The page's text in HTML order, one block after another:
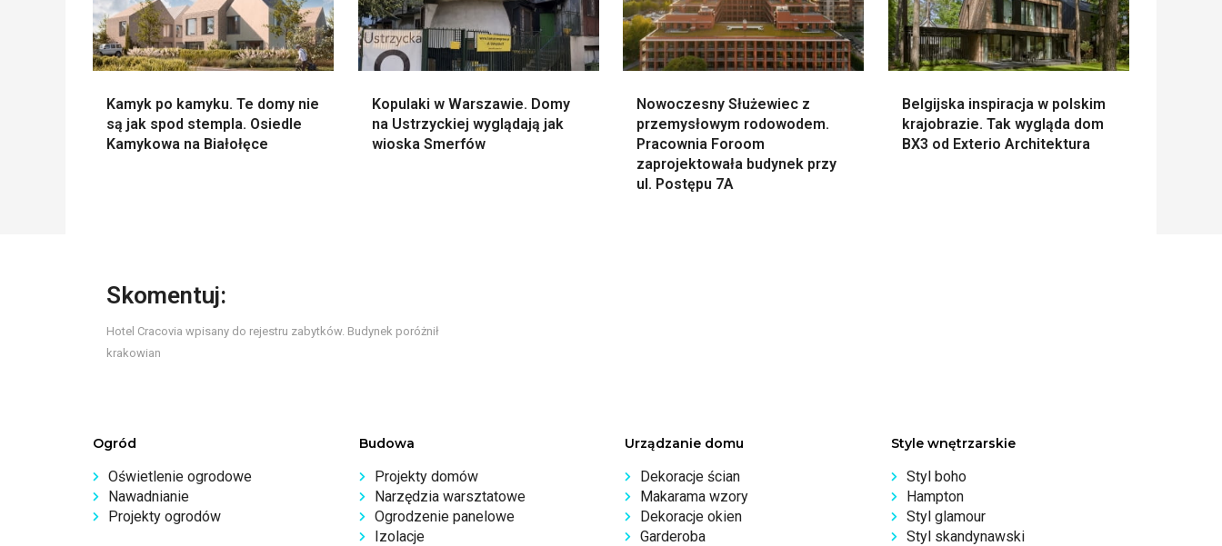
Kamyk po kamyku. Te domy nie
są jak spod stempla. Osiedle
Kamykowa na Białołęce
Kopulaki w Warszawie. Domy
na Ustrzyckiej wyglądają jak
wioska Smerfów
Nowoczesny Służewiec z
przemysłowym rodowodem.
Pracownia Foroom
zaprojektowała budynek przy
ul. Postępu 7A
Belgijska inspiracja w polskim
krajobrazie. Tak wygląda dom
BX3 od Exterio Architektura
Skomentuj:
Hotel Cracovia wpisany do rejestru zabytków. Budynek poróżnił
krakowian
Ogród
Oświetlenie ogrodowe
Nawadnianie
Projekty ogrodów
Budowa
Projekty domów
Narzędzia warsztatowe
Ogrodzenie panelowe
Izolacje
Urządzanie domu
Dekoracje ścian
Makarama wzory
Dekoracje okien
Garderoba
Style wnętrzarskie
Styl boho
Hampton
Styl glamour
Styl skandynawski